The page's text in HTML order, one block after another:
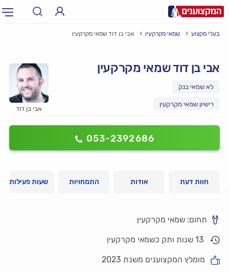
תל אביב, חיפה…
בעלי מקצוע שמאי מקרקעין אבי בן דוד שמאי מקרקעין
אבי בן דוד
אבי בן דוד שמאי מקרקעין
רישיון שמאי מקרקעין
053-2392686
חוות דעת אודות התמחויות שעות פעילות
תחום: שמאי מקרקעין
13 שנות ותק כשמאי מקרקעין
מומלץ המקצוענים משנת 2023